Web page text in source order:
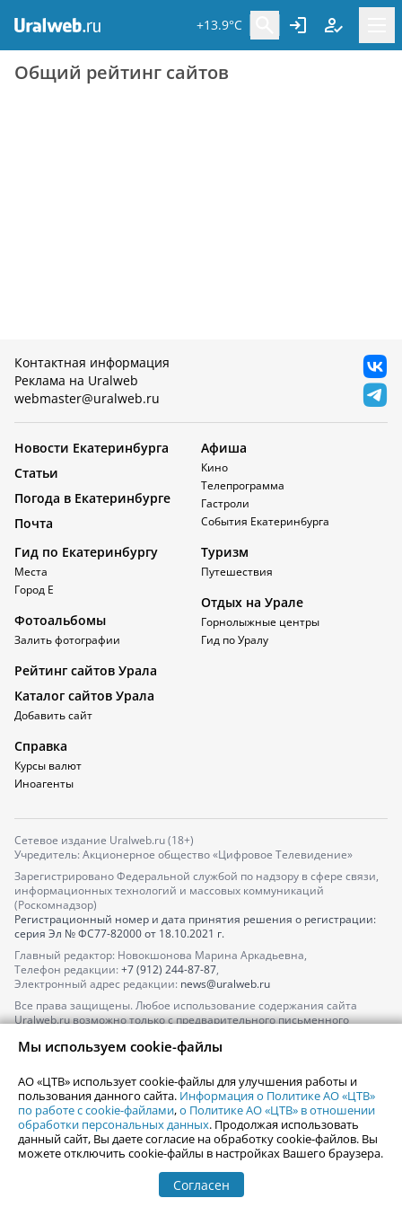
+13.9°C
Общий рейтинг сайтов
Контактная информация
Реклама на Uralweb
webmaster@uralweb.ru
Новости Екатеринбурга
Статьи
Погода в Екатеринбурге
Почта
Афиша
Кино
Телепрограмма
Гастроли
События Екатеринбурга
Гид по Екатеринбургу
Места
Город Е
Фотоальбомы
Залить фотографии
Туризм
Путешествия
Отдых на Урале
Горнолыжные центры
Гид по Уралу
Рейтинг сайтов Урала
Каталог сайтов Урала
Добавить сайт
Справка
Курсы валют
Иноагенты
Сетевое издание Uralweb.ru (18+)
Учредитель: Акционерное общество «Цифровое Телевидение»
Зарегистрировано Федеральной службой по надзору в сфере связи,
информационных технологий и массовых коммуникаций
(Роскомнадзор)
Регистрационный номер и дата принятия решения о регистрации:
серия Эл № ФС77-82000от 18.10.2021 г.
Главный редактор: Новокшонова Марина Аркадьевна,
Телефон редакции: +7 (912) 244-87-87,
Электронный адрес редакции: news@uralweb.ru
Все права защищены. Любое использование содержания сайта
Uralweb.ru возможно только с предварительного письменного
По вопросам размещения рекламы обращайтесь по тел.
По вопросам размещения информации в разделе «Афиша»
afisha@uralweb.ru
Пользовательское соглашение на использование сайта
Политика АО «ЦТВ» в отношении обработки персональных данных
Мы используем cookie-файлы
АО «ЦТВ» использует cookie-файлы для улучшения работы и
пользования данного сайта. Информация о Политике АО «ЦТВ»
по работе с cookie-файлами,о Политике АО «ЦТВ» в отношении
обработки персональных данных. Продолжая использовать
данный сайт, Вы даете согласие на обработку cookie-файлов. Вы
можете отключить cookie-файлы в настройках Вашего браузера.
Согласен